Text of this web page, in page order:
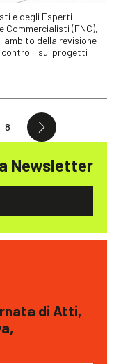
e degli Esperti
Commercialisti (FNC),
della revisione
sui progetti
8
Newsletter
di Atti,